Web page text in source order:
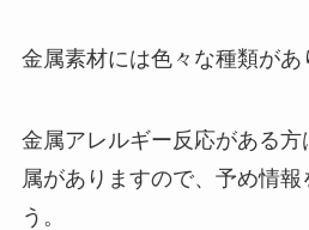
金属素材には色々な種類があ
金属アレルギー反応がある
属がありますので、予め情報
う。